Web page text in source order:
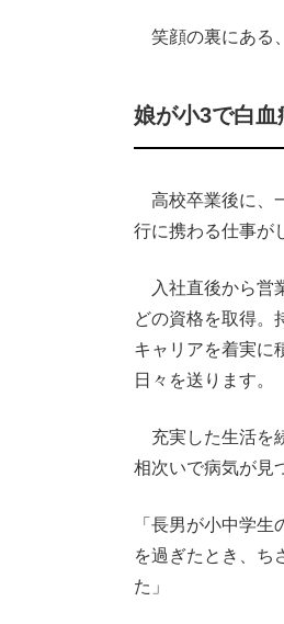
笑顔の裏にある
娘が小3で白
高校卒業後に、
行に携わる仕事が
入社直後から営
どの資格を取得。
キャリアを着実に
日々を送ります。
充実した生活を
相次いで病気が見
「長男が小中学
を過ぎたとき、
た」